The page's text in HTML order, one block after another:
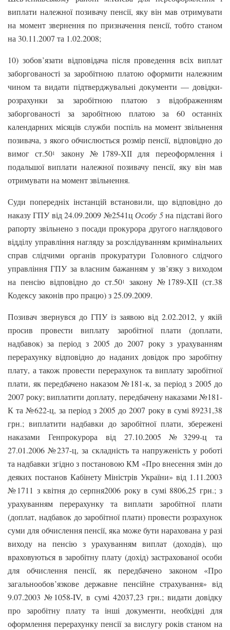
виплати належної позивачу пенсії, яку він мав отримувати
на момент звернення по призначення пенсії, тобто станом
на 30.11.2007 та 1.02.2008;
10) зобов’язати відповідача після проведення всіх виплат
заборгованості за заробітною платою оформити належним
чином та видати підтверджувальні документи — довідки-
розрахунки за заробітною платою з відображенням
заборгованості за заробітною платою за 60 останніх
календарних місяців служби поспіль на момент звільнення
позивача, з якого обчислюється розмір пенсії, відповідно до
вимог ст.501
закону №1789-ХІІ для переоформлення і
подальшої виплати належної позивачу пенсії, яку він мав
отримувати на момент звільнення.
Суди попередніх інстанцій встановили, що відповідно до
наказу ГПУ від 24.09.2009 №2541цОсобу 5на підставі його
рапорту звільнено з посади прокурора другого наглядового
відділу управління нагляду за розслідуванням кримінальних
справ слідчими органів прокуратури Головного слідчого
управління ГПУ за власним бажанням у зв’язку з виходом
на пенсію відповідно до ст.501
закону №1789-ХІІ (ст.38
Кодексу законів про працю) з 25.09.2009.
Позивач звернувся до ГПУ із заявою від 2.02.2012, у якій
просив провести виплату заробітної плати (доплати,
надбавок) за період з 2005 до 2007 року з урахуванням
перерахунку відповідно до наданих довідок про заробітну
плату, а також провести перерахунок та виплату заробітної
плати, як передбачено наказом №181-к, за період з 2005 до
2007 року; виплатити доплату, передбачену наказами №181-
К та №622-ц, за період з 2005 до 2007 року в сумі 89231,38
грн.; виплатити надбавки до заробітної плати, збережені
наказами Генпрокурора від 27.10.2005 №3299-ц та
27.01.2006 №237-ц, за складність та напруженість у роботі
та надбавки згідно з постановою КМ «Про внесення змін до
деяких постанов Кабінету Міністрів України» від 1.11.2003
№1711 з квітня до серпня2006 року в сумі 8806,25 грн.; з
урахуванням перерахунку та виплати заробітної плати
(доплат, надбавок до заробітної плати) провести розрахунок
суми для обчислення пенсії, яка може бути нарахована у разі
виходу на пенсію з урахуванням виплат (доходів), що
враховуються в заробітну плату (дохід) застрахованої особи
для обчислення пенсії, як передбачено законом «Про
загальнообов’язкове державне пенсійне страхування» від
9.07.2003 №1058-IV, в сумі 42037,23 грн.; видати довідку
про заробітну плату та інші документи, необхідні для
оформлення перерахунку пенсії за вислугу років станом на